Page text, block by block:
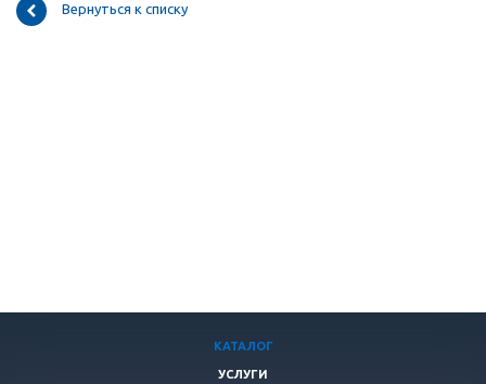
Вернуться к списку
КАТАЛОГ
УСЛУГИ